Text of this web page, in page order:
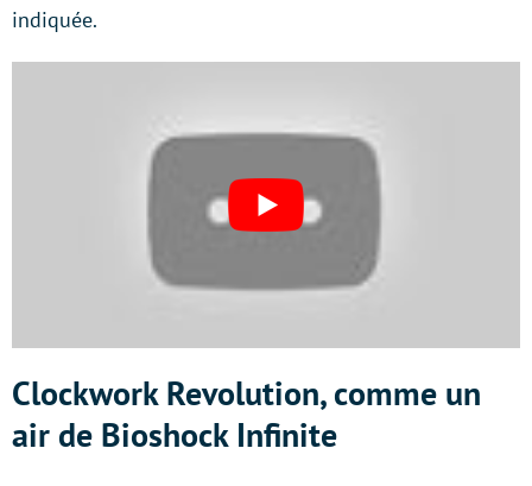
indiquée.
Clockwork Revolution, comme un
air de Bioshock Infinite